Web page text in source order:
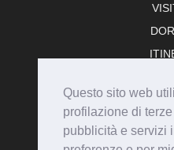
Questo sito web
profilazione di
pubblicità e servizi